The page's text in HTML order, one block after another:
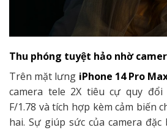
Thu phóng tuyệt hảo nhờ
Trên mặt lưng iPhone 14 Pro
camera tele 2X tiêu cự quy
F/1.78 và tích hợp kèm cảm biến
hai. Sự giúp sức của camera